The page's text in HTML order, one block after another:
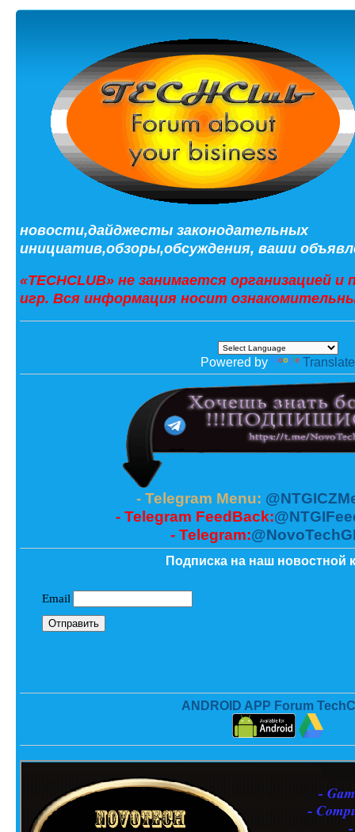
новости,дайджесты законодательных
инициатив,обзоры,обсуждения, ваши
«TECHCLUB» не занимается организацией
игр. Вся информация носит
Powered by Translate
- Telegram Menu:
- Telegram FeedBack:
- Telegram:
Подписка на наш новостной
ANDROID APP Forum